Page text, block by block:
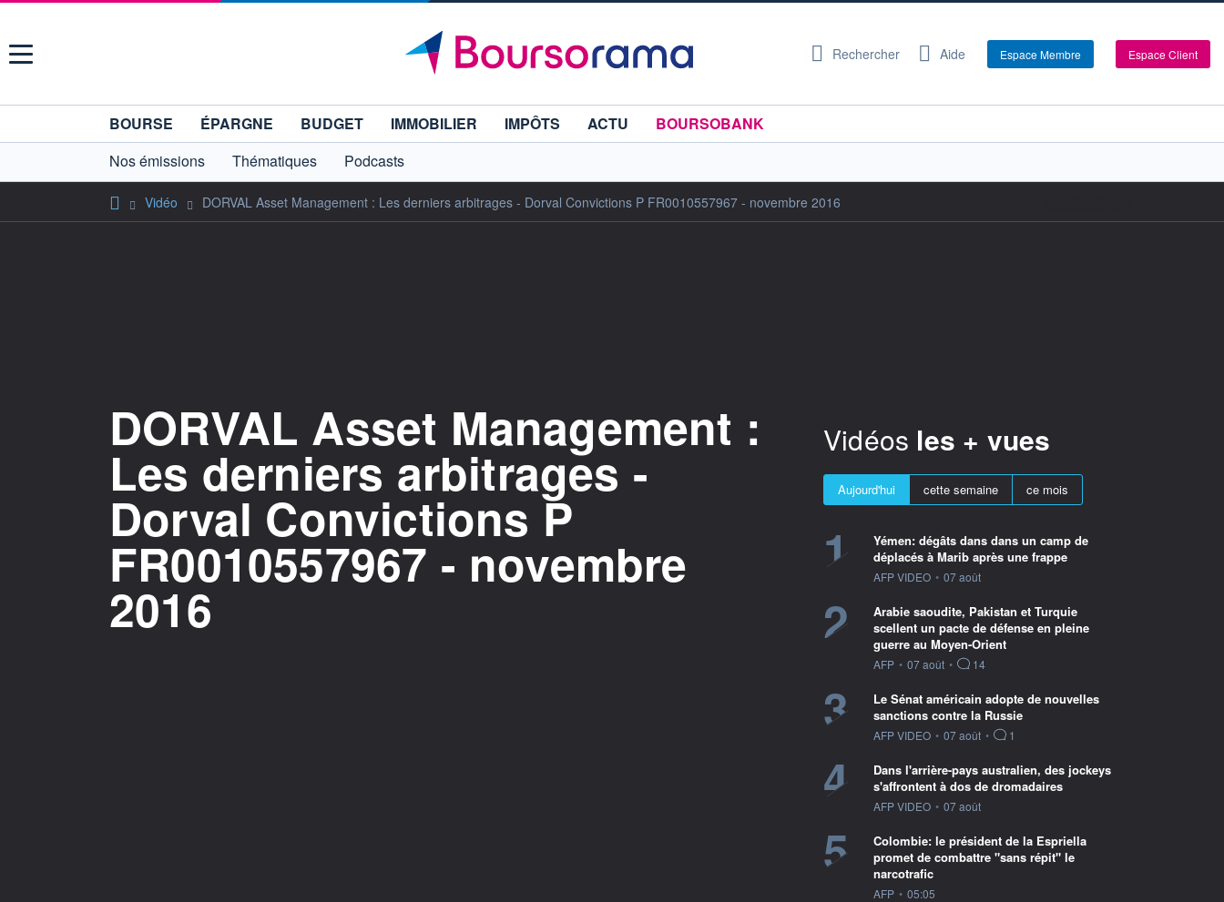
Menu Rechercher Aide Espace Membre Espace Client
BOURSE ÉPARGNE BUDGET IMMOBILIER IMPÔTS ACTU
BOURSOBANK
Nos émissions
Thématiques Podcasts
Vidéo DORVAL Asset Management : Les derniers arbitrages - Dorval Convictions P FR0010557967 - novembre 2016
DORVAL Asset Management :
Les derniers arbitrages -
Dorval Convictions P
FR0010557967 - novembre
2016
Vidéos les + vues
Aujourd'hui cette semaine ce mois
1
Yémen: dégâts dans dans un camp de
déplacés à Marib après une frappe
information fournie par
AFP VIDEO • 07 août
2
Arabie saoudite, Pakistan et Turquie
scellent un pacte de défense en pleine
guerre au Moyen-Orient
information fournie par
AFP • 07 août • 14
3
Le Sénat américain adopte de nouvelles
sanctions contre la Russie
information fournie par
AFP VIDEO • 07 août • 1
4
Dans l'arrière-pays australien, des jockeys
s'affrontent à dos de dromadaires
information fournie par
AFP VIDEO • 07 août
5
Colombie: le président de la Espriella
promet de combattre "sans répit" le
narcotrafic
information fournie par
AFP • 05:05